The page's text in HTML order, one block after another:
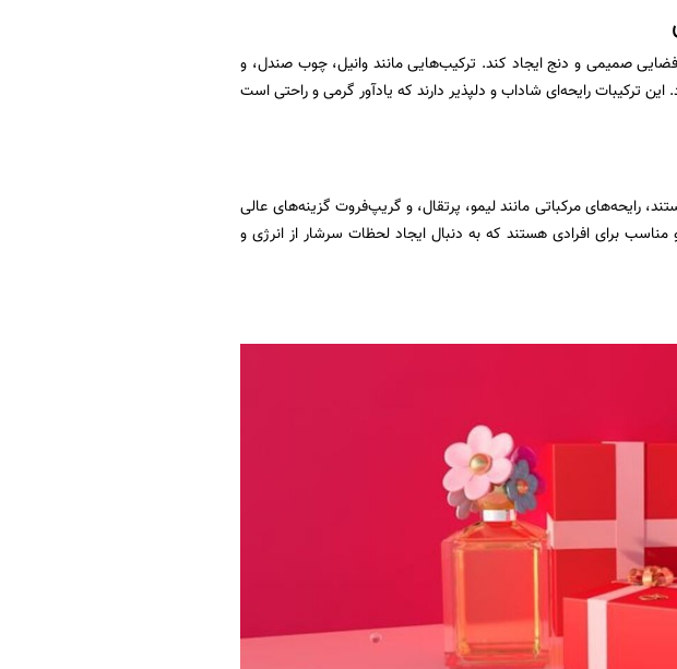
صمیمی و دنج ایجاد کند. ترکیب‌هایی مانند وانیل، چوب صندل، و
رایحه‌ای شاداب و دلپذیر دارند که یادآور گرمی و راحتی است
رایحه‌های مرکباتی مانند لیمو، پرتقال، و گریپ‌فروت گزینه‌های عالی
برای افرادی هستند که به دنبال ایجاد لحظات سرشار از انرژی و